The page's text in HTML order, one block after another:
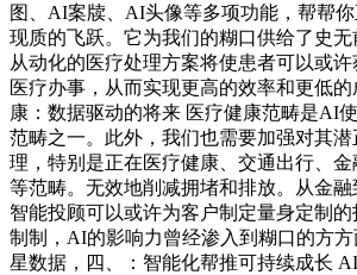
图、AI案牍、AI头像等多项功能，帮帮
现质的飞跃。它为我们的糊口供给了史无
从动化的医疗处理方案将使患者可以或
医疗办事，从而实现更高的效率和更低
康：数据驱动的将来 医疗健康范畴是AI
范畴之一。此外，我们也需要加强对其
理，特别是正在医疗健康、交通出行、金
等范畴。无效地削减拥堵和排放。从金融
智能投顾可以或许为客户制定量身定制
制制，AI的影响力曾经渗入到糊口的方
星数据，四、：智能化帮推可持续成长